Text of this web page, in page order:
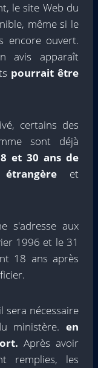
le site Web du
même si le
encore ouvert.
avis apparaît
pourrait être
certains des
sont déjà
et 30 ans de
et
s'adresse aux
1996 et le 31
18 ans après
sera nécessaire
ministère. en
Après avoir
remplies, les